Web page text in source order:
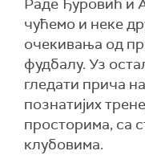
Раде Ђуровић и
чућемо и неке
очекивања од
фудбалу. Уз
гледати прича
познатијих
просторима, са
клубовима.